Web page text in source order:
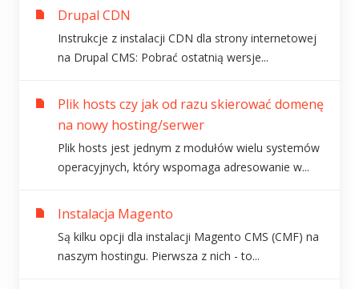
Drupal CDN
Instrukcje z instalacji CDN dla strony internetowej
na Drupal CMS: Pobrać ostatnią wersje...
Plik hosts czy jak od razu skierować domenę
na nowy hosting/serwer
Plik hosts jest jednym z modułów wielu systemów
operacyjnych, który wspomaga adresowanie w...
Instalacja Magento
Są kilku opcji dla instalacji Magento CMS (CMF) na
naszym hostingu. Pierwsza z nich - to...